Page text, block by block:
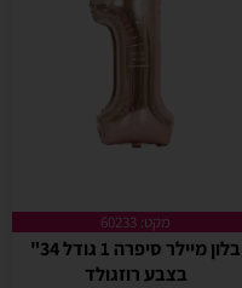
מקט: 60233
בלון מיילר סיפרה 1 גודל 34"
בצבע רוזגולד